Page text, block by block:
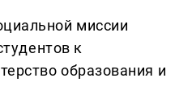
миссии
к
образования и